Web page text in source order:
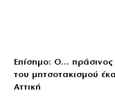
Επίσημο: Ο… πράσινος
του μητσοτακισμού
Αττική